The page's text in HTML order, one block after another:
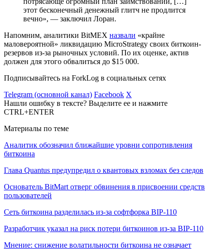
этот бесконечный денежный глитч не продлится
вечно», — заключил Лоран.
Напомним, аналитики BitMEX назвали «крайне
маловероятной» ликвидацию MicroStrategy своих биткоин-
резервов из-за рыночных условий. По их оценке, актив
должен для этого обвалиться до $15 000.
Подписывайтесь на ForkLog в социальных сетях
Telegram (основной канал) Facebook X
Нашли ошибку в тексте? Выделите ее и нажмите
CTRL+ENTER
Материалы по теме
Аналитик обозначил ближайшие уровни сопротивления
биткоина
Глава Quantus предупредил о квантовых взломах без следов
Основатель BitMart отверг обвинения в присвоении средств
пользователей
Сеть биткоина разделилась из-за софтфорка BIP-110
Разработчик указал на риск потери биткоинов из-за BIP-110
Мнение: снижение волатильности биткоина не означает